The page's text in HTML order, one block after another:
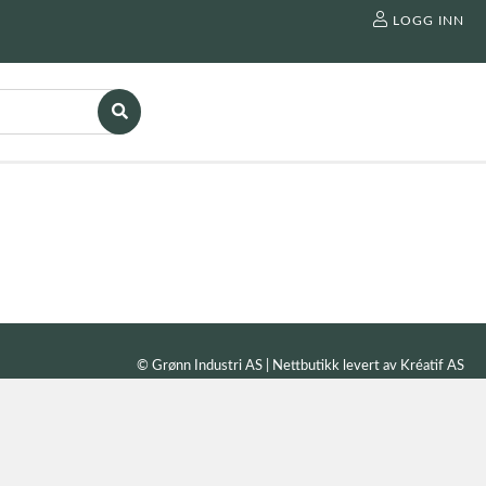
LOGG INN
© Grønn Industri AS | Nettbutikk levert av Kréatif AS